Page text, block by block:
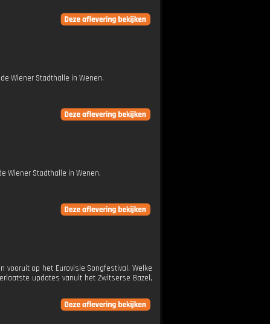
Wiener Stadthalle in Wenen.
Wiener Stadthalle in Wenen.
op het Eurovisie Songfestival. Welke
updates vanuit het Zwitserse Bazel,